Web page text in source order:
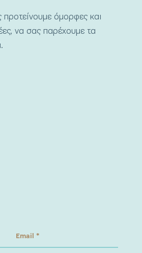
όμορφες και
να σας παρέχουμε τα